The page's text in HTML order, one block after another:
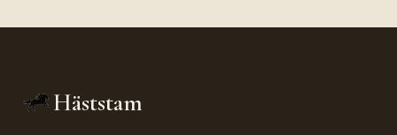
Häststam